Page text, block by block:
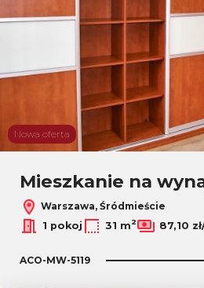
Nowa oferta
Mieszkanie na
Warszawa, Śródmieście
1 pokoj
31 m2 87,10
ACO-MW-5119